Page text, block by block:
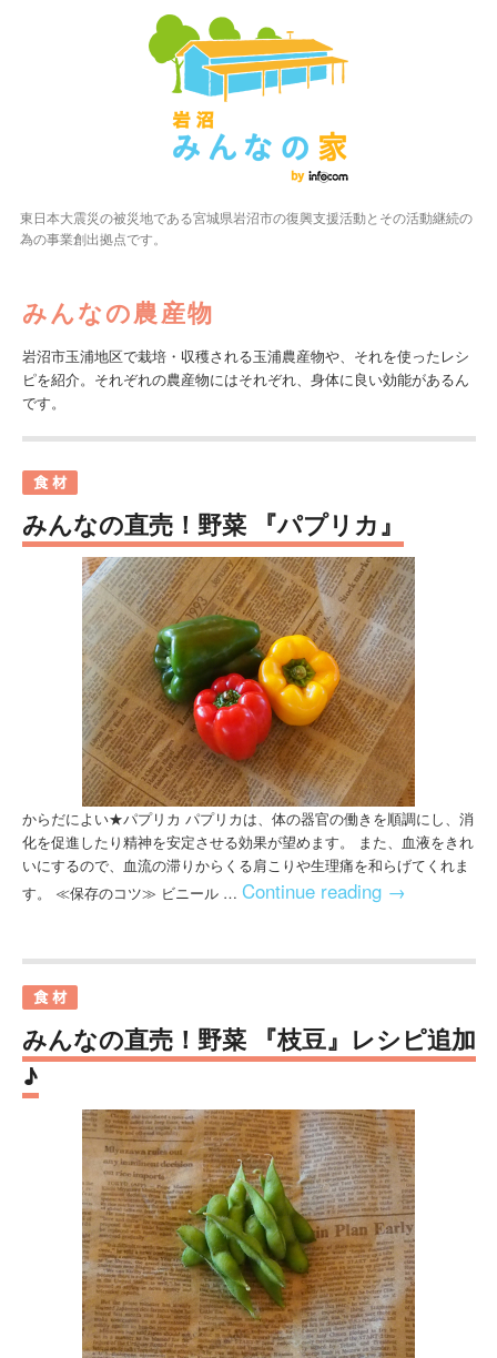
東日本大震災の被災地である宮城県岩沼市の復興支援活動とその活動継続の
為の事業創出拠点です。
みんなの農産物
岩沼市玉浦地区で栽培・収穫される玉浦農産物や、それを使ったレシ
ピを紹介。それぞれの農産物にはそれぞれ、身体に良い効能があるん
です。
みんなの直売！野菜 『パプリカ』
からだによい★パプリカ パプリカは、体の器官の働きを順調にし、消
化を促進したり精神を安定させる効果が望めます。 また、血液をきれ
いにするので、血流の滞りからくる肩こりや生理痛を和らげてくれま
す。 ≪保存のコツ≫ ビニール … Continue reading →
みんなの直売！野菜 『枝豆』レシピ追加
♪